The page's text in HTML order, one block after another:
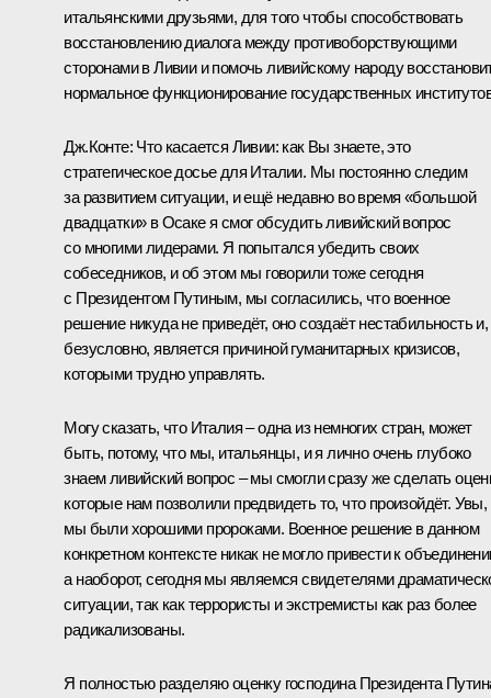
итальянскими друзьями, для того чтобы способствовать
восстановлению диалога между противоборствующими
сторонами в Ливии и помочь ливийскому народу
нормальное функционирование государственных
Дж.Конте: Что касается Ливии: как Вы знаете, это
стратегическое досье для Италии. Мы постоянно следим
за развитием ситуации, и ещё недавно во время «большой
двадцатки» в Осаке я смог обсудить ливийский вопрос
со многими лидерами. Я попытался убедить своих
собеседников, и об этом мы говорили тоже сегодня
с Президентом Путиным, мы согласились, что военное
решение никуда не приведёт, оно создаёт нестабильность и,
безусловно, является причиной гуманитарных кризисов,
которыми трудно управлять.
Могу сказать, что Италия – одна из немногих стран, может
быть, потому, что мы, итальянцы, и я лично очень глубоко
знаем ливийский вопрос – мы смогли сразу же сделать
которые нам позволили предвидеть то, что произойдёт. Увы,
мы были хорошими пророками. Военное решение в данном
конкретном контексте никак не могло привести к
а наоборот, сегодня мы являемся свидетелями
ситуации, так как террористы и экстремисты как раз более
радикализованы.
Я полностью разделяю оценку господина Президента